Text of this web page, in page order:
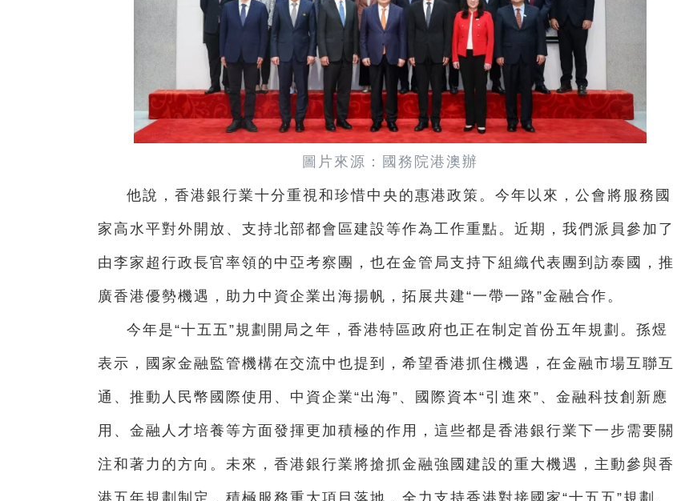
圖片來源：國務院港澳辦
他說，香港銀行業十分重視和珍惜中央的惠港政策。今年以來，公會 將服務國
家高水平對外開放、支持北部都會區建設等作為工作重點。近期，我們派員參加了
由李家超行政長官率領的中亞考察團， 也在金管局支持下組織代表團到訪泰國，推
廣香港優勢機遇，助力 中資企業出海揚帆，拓展共建“一帶一路”金融合作。
今年是“十五五”規 劃開局之年，香港特區政府也正在制定首份五年規劃。 孫煜
表示， 國家金融監管機構在交流中 也提到，希望香港抓住機遇，在金融市場互聯互
通、推動人民幣國 際使用、中資企業“出海”、國際資本“引進來”、金融科技創新應
用、金融人才培養等方面發揮更加積極的作用，這些都是香港銀行業下一步需要關
注和著力的方向。 未來，香港銀行業將搶抓金融強國建設的重大機遇，主動參與香
港五年規劃制定，積極服務重大項目落地，全力支持香港對接國 家“十五五”規劃、